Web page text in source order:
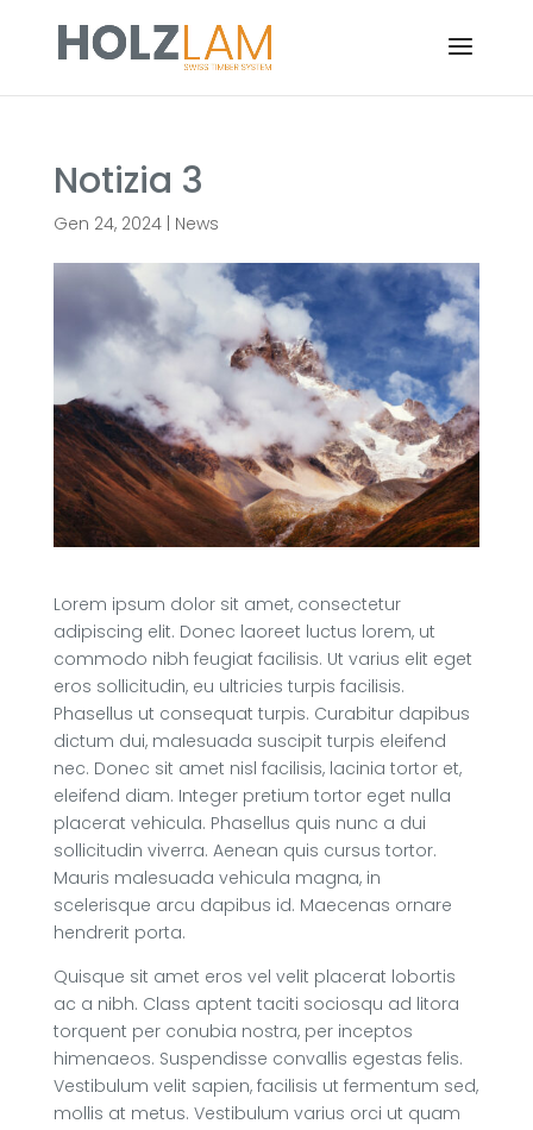
Notizia 3
Gen 24, 2024| News
Lorem ipsum dolor sit amet, consectetur
adipiscing elit. Donec laoreet luctus lorem, ut
commodo nibh feugiat facilisis. Ut varius elit eget
eros sollicitudin, eu ultricies turpis facilisis.
Phasellus ut consequat turpis. Curabitur dapibus
dictum dui, malesuada suscipit turpis eleifend
nec. Donec sit amet nisl facilisis, lacinia tortor et,
eleifend diam. Integer pretium tortor eget nulla
placerat vehicula. Phasellus quis nunc a dui
sollicitudin viverra. Aenean quis cursus tortor.
Mauris malesuada vehicula magna, in
scelerisque arcu dapibus id. Maecenas ornare
hendrerit porta.
Quisque sit amet eros vel velit placerat lobortis
ac a nibh. Class aptent taciti sociosqu ad litora
torquent per conubia nostra, per inceptos
himenaeos. Suspendisse convallis egestas felis.
Vestibulum velit sapien, facilisis ut fermentum sed,
mollis at metus. Vestibulum varius orci ut quam